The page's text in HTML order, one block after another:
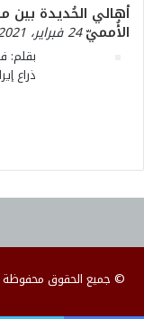
أهالي الحُديدة بين
الأُمميّ24 فبراير، 2021 2:35 م
بقلم:
ذراع
© جميع الحقوق محفوظة